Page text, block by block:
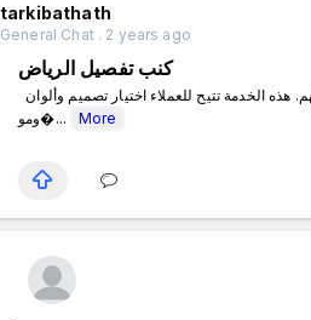
tarkibathath
General Chat . 2 years ago
كنب تفصيل الرياض
تفصيل الكنب في الرياض هو خيار رائع لأولئك الذين يبحثون عن الأثاث المخصص والفريد من نوعه لمنازلهم. هذه الخدمة تتيح للعملاء اختيار تصميم وألوان
ومو�...
More